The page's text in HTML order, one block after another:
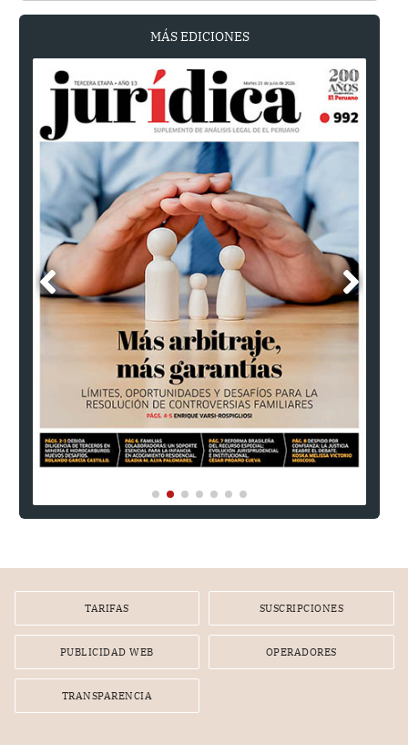
MÁS EDICIONES
TARIFAS SUSCRIPCIONES
PUBLICIDAD WEB OPERADORES
TRANSPARENCIA